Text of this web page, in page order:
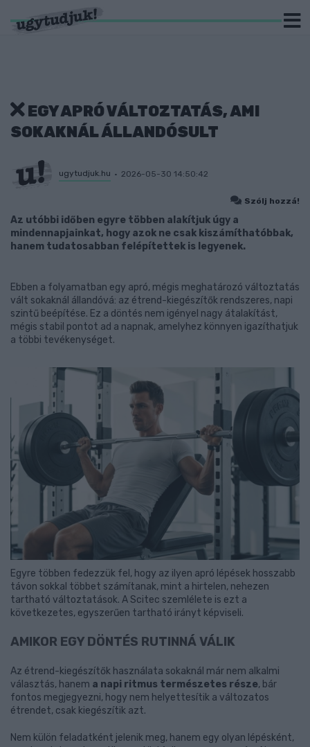
EGY APRÓ VÁLTOZTATÁS, AMI
SOKAKNÁL ÁLLANDÓSULT
ugytudjuk.hu 2026-05-30 14:50:42
Szólj hozzá!
Az utóbbi időben egyre többen alakítjuk úgy a
mindennapjainkat, hogy azok ne csak kiszámíthatóbbak,
hanem tudatosabban felépítettek is legyenek.
Ebben a folyamatban egy apró, mégis meghatározó változtatás
vált sokaknál állandóvá: az étrend-kiegészítők rendszeres, napi
szintű beépítése. Ez a döntés nem igényel nagy átalakítást,
mégis stabil pontot ad a napnak, amelyhez könnyen igazíthatjuk
a többi tevékenységet.
Egyre többen fedezzük fel, hogy az ilyen apró lépések hosszabb
távon sokkal többet számítanak, mint a hirtelen, nehezen
tartható változtatások. A Scitec szemlélete is ezt a
következetes, egyszerűen tartható irányt képviseli.
AMIKOR EGY DÖNTÉS RUTINNÁ VÁLIK
Az étrend-kiegészítők használata sokaknál már nem alkalmi
választás, hanem a napi ritmus természetes része, bár
fontos megjegyezni, hogy nem helyettesítik a változatos
étrendet, csak kiegészítik azt.
Nem külön feladatként jelenik meg, hanem egy olyan lépésként,